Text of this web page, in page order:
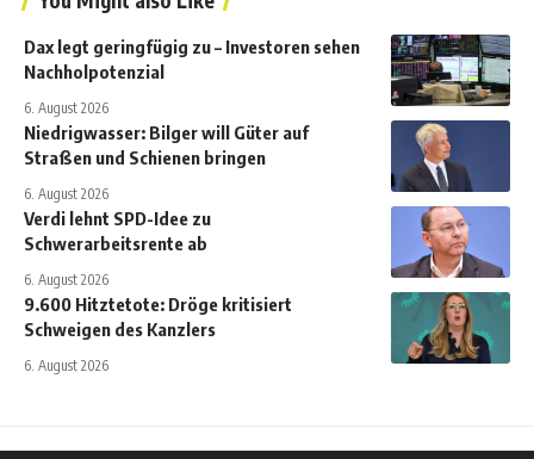
Dax legt geringfügig zu – Investoren sehen
Nachholpotenzial
6. August 2026
Niedrigwasser: Bilger will Güter auf
Straßen und Schienen bringen
6. August 2026
Verdi lehnt SPD-Idee zu
Schwerarbeitsrente ab
6. August 2026
9.600 Hitztetote: Dröge kritisiert
Schweigen des Kanzlers
6. August 2026